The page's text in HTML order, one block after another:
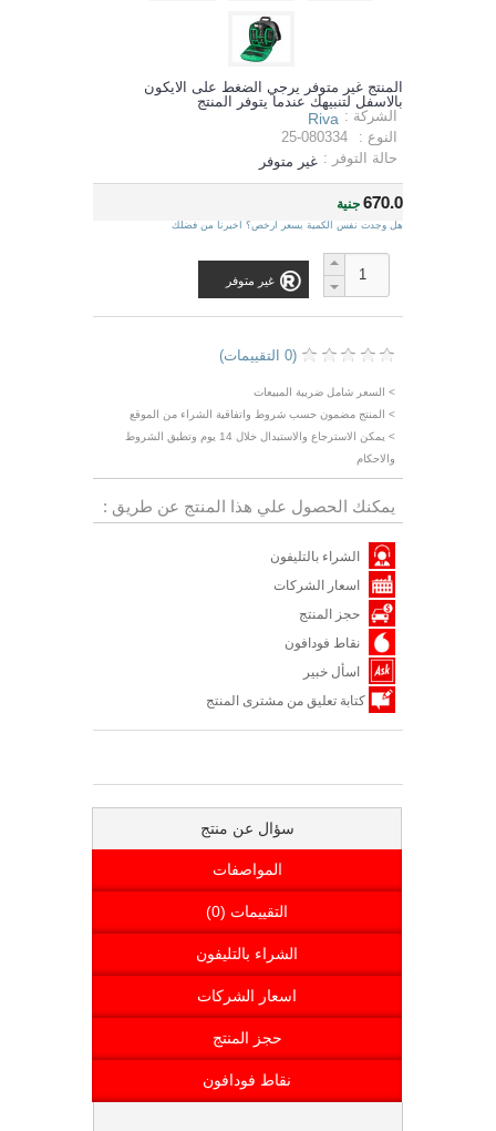
المنتج غير متوفر يرجي الضغط على الايكون
بالاسفل لتنبيهك عندما يتوفر المنتج
الشركة : Riva
النوع :
25-080334
حالة التوفر : غير متوفر
670.0جنية
هل وجدت نفس الكمية بسعر ارخص؟ اخبرنا من فضلك
غير متوفر
(0 التقييمات)
> السعر شامل ضريبة المبيعات
> المنتج مضمون حسب شروط واتفاقية الشراء من الموقع
> يمكن الاسترجاع والاستبدال خلال 14 يوم وتطبق الشروط
والاحكام
يمكنك الحصول علي هذا المنتج عن طريق :
الشراء بالتليفون
اسعار الشركات
حجز المنتج
نقاط فودافون
اسأل خبير
كتابة تعليق من مشترى المنتج
سؤال عن منتج
المواصفات
التقييمات (0)
الشراء بالتليفون
اسعار الشركات
حجز المنتج
نقاط فودافون